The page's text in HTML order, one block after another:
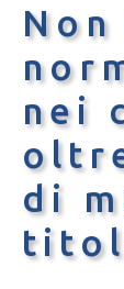
nei
di